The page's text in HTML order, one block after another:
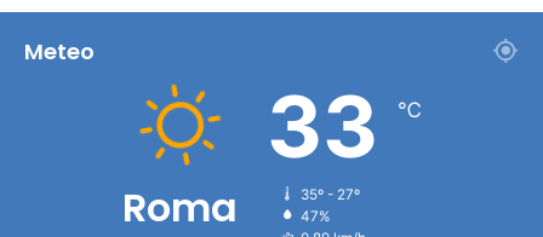
Meteo
Roma
33 ℃
35º - 27º
47%